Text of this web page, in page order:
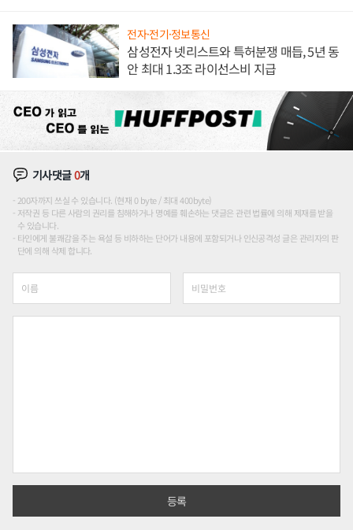
전자·전기·정보통신
삼성전자 넷리스트와 특허분쟁 매듭, 5년 동
안 최대 1.3조 라이선스비 지급
기사댓글0개
200자까지 쓰실 수 있습니다. (현재 0 byte / 최대 400byte)
저작권 등 다른 사람의 권리를 침해하거나 명예를 훼손하는 댓글은 관련 법률에 의해 제재를 받을
수 있습니다.
타인에게 불쾌감을 주는 욕설 등 비하하는 단어가 내용에 포함되거나 인신공격성 글은 관리자의 판
단에 의해 삭제 합니다.